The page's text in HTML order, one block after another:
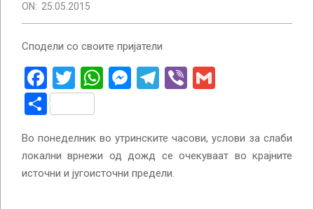
ON: 25.05.2015
Сподели со своите пријатели
Facebook
Twitter
WhatsApp
Messenger
Telegram
Viber
Share
Во понеделник во утринските часови, услови за слаби
локални врнежи од дожд се очекуваат во крајните
источни и југоисточни предели.